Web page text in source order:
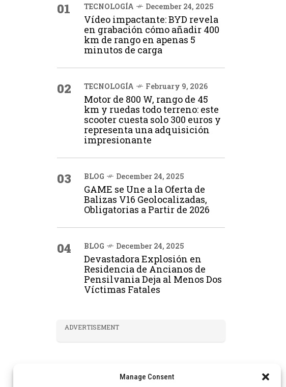
Manage Consent
01 TECNOLOGÍA December 24, 2025
Vídeo impactante: BYD revela
en grabación cómo añadir 400
km de rango en apenas 5
minutos de carga
02 TECNOLOGÍA February 9, 2026
Motor de 800 W, rango de 45
km y ruedas todo terreno: este
scooter cuesta solo 300 euros y
representa una adquisición
impresionante
03 BLOG December 24, 2025
GAME se Une a la Oferta de
Balizas V16 Geolocalizadas,
Obligatorias a Partir de 2026
04 BLOG December 24, 2025
Devastadora Explosión en
Residencia de Ancianos de
Pensilvania Deja al Menos Dos
Víctimas Fatales
ADVERTISEMENT